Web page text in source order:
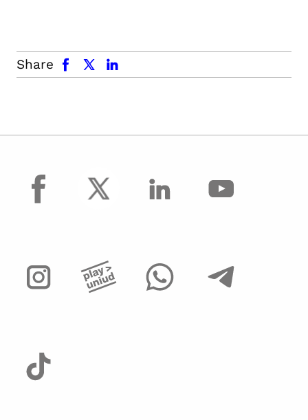
Share
facebook x.com linkedin
facebook